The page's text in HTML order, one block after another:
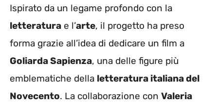
Ispirato da un legame profondo con la
letteratura e l’arte, il progetto ha preso
forma grazie all’idea di dedicare un film a
Goliarda Sapienza, una delle figure più
emblematiche della letteratura italiana del
Novecento. La collaborazione con Valeria